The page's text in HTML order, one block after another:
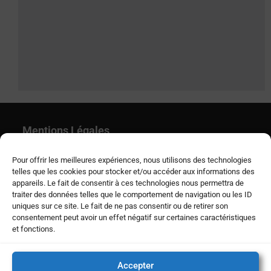
Pour offrir les meilleures expériences, nous utilisons des technologies
telles que les cookies pour stocker et/ou accéder aux informations des
appareils. Le fait de consentir à ces technologies nous permettra de
traiter des données telles que le comportement de navigation ou les ID
uniques sur ce site. Le fait de ne pas consentir ou de retirer son
consentement peut avoir un effet négatif sur certaines caractéristiques
et fonctions.
Accepter
Mentions Légales
Déclaration de confidentialité